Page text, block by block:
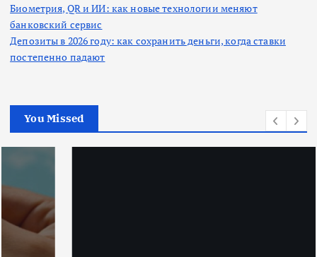
Биометрия, QR и ИИ: как новые технологии меняют
банковский сервис
Депозиты в 2026 году: как сохранить деньги, когда ставки
постепенно падают
You Missed